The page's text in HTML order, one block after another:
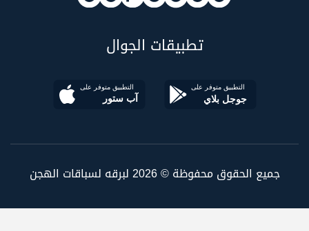
تطبيقات الجوال
جميع الحقوق محفوظة © 2026 لبرقه لسباقات الهجن